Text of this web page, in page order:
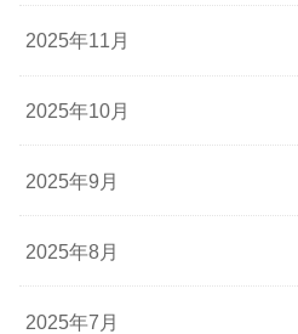
2025年11月
2025年10月
2025年9月
2025年8月
2025年7月